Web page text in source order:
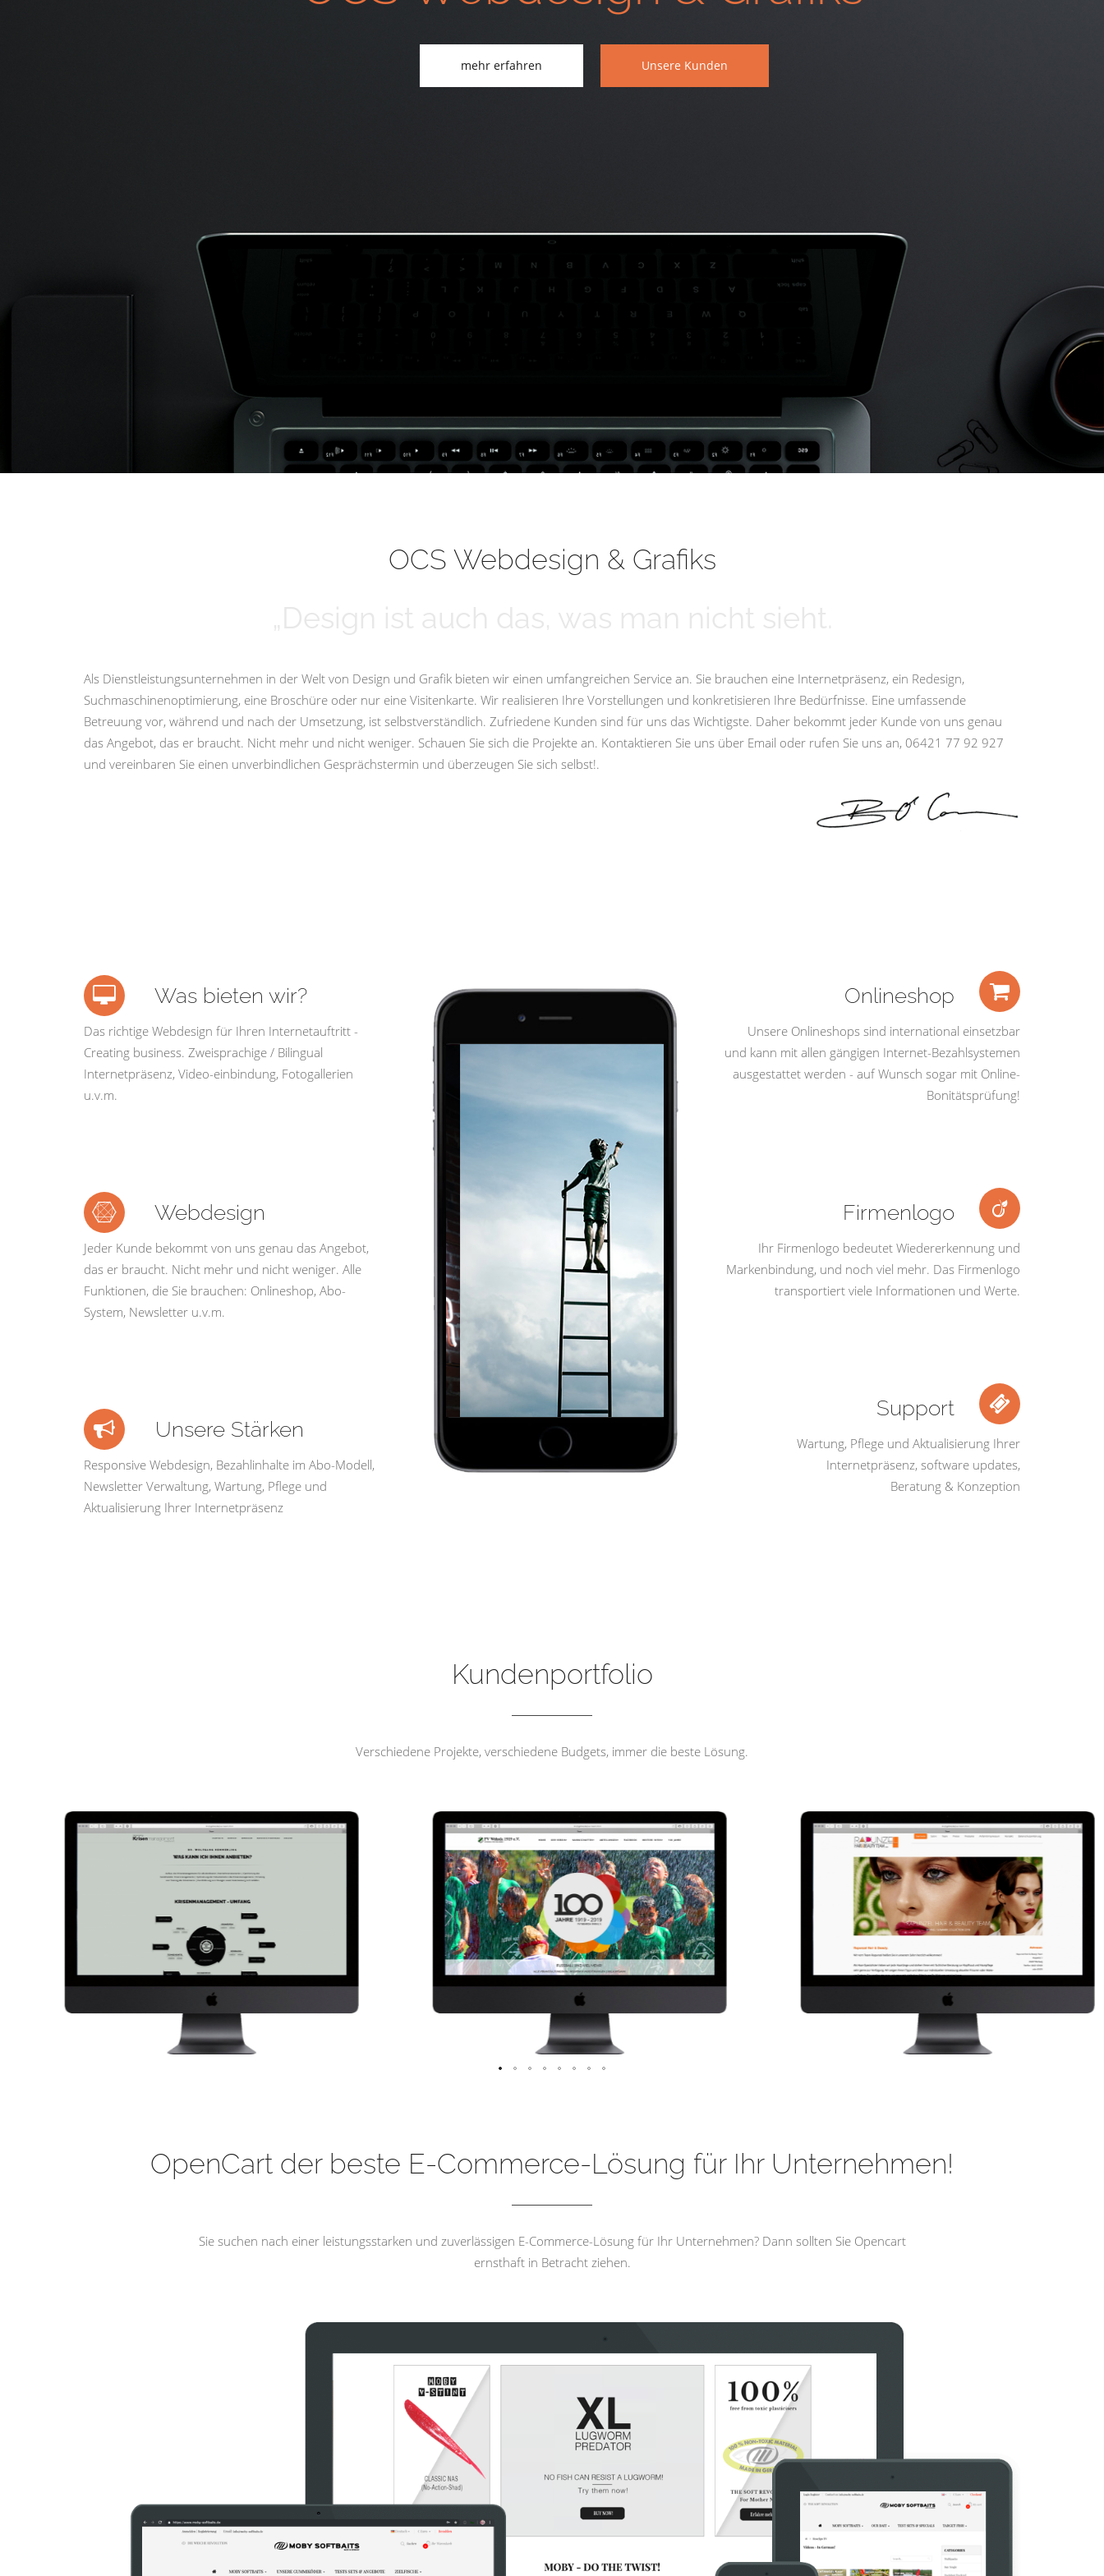
mehr erfahren Unsere Kunden
OCS Webdesign & Grafiks
Als Dienstleistungsunternehmen in der Welt von Design und Grafik bieten wir einen umfangreichen Service an. Sie brauchen eine Internetpräsenz, ein Redesign,
Suchmaschinenoptimierung, eine Broschüre oder nur eine Visitenkarte. Wir realisieren Ihre Vorstellungen und konkretisieren Ihre Bedürfnisse. Eine umfassende
Betreuung vor, während und nach der Umsetzung, ist selbstverständlich. Zufriedene Kunden sind für uns das Wichtigste. Daher bekommt jeder Kunde von uns genau
das Angebot, das er braucht. Nicht mehr und nicht weniger. Schauen Sie sich die Projekte an. Kontaktieren Sie uns über Email oder rufen Sie uns an, 06421 77 92 927
und vereinbaren Sie einen unverbindlichen Gesprächstermin und überzeugen Sie sich selbst!.
Was bieten wir?
Das richtige Webdesign für Ihren Internetauftritt -
Creating business. Zweisprachige / Bilingual
Internetpräsenz, Video-einbindung, Fotogallerien
u.v.m.
Webdesign
Jeder Kunde bekommt von uns genau das Angebot,
das er braucht. Nicht mehr und nicht weniger. Alle
Funktionen, die Sie brauchen: Onlineshop, Abo-
System, Newsletter u.v.m.
Unsere Stärken
Responsive Webdesign, Bezahlinhalte im Abo-Modell,
Newsletter Verwaltung, Wartung, Pflege und
Aktualisierung Ihrer Internetpräsenz
Onlineshop
Unsere Onlineshops sind international einsetzbar
und kann mit allen gängigen Internet-Bezahlsystemen
ausgestattet werden - auf Wunsch sogar mit Online-
Bonitätsprüfung!
Firmenlogo
Ihr Firmenlogo bedeutet Wiedererkennung und
Markenbindung, und noch viel mehr. Das Firmenlogo
transportiert viele Informationen und Werte.
Support
Wartung, Pflege und Aktualisierung Ihrer
Internetpräsenz, software updates,
Beratung & Konzeption
Kundenportfolio
Verschiedene Projekte, verschiedene Budgets, immer die beste Lösung.
OpenCart der beste E-Commerce-Lösung für Ihr Unternehmen!
Sie suchen nach einer leistungsstarken und zuverlässigen E-Commerce-Lösung für Ihr Unternehmen? Dann sollten Sie Opencart
ernsthaft in Betracht ziehen.